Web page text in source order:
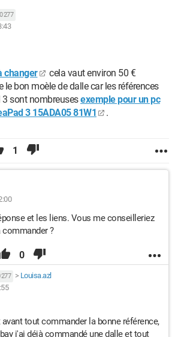
277
changer
cela vaut environ 50 €
le bon moèle de dalle car les références
sont nombreusesexemple pour un pc
3 15ADA05 81W1
.
1
et les liens. Vous me conseilleriez
commander ?
0
277 > Louisa.azl
tout commander la bonne référence,
j'ai déjà commandé une dalle et tout